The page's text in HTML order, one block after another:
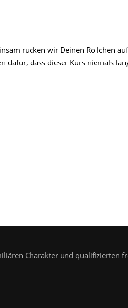
rücken wir Deinen Röllchen
dafür, dass dieser Kurs niemals
Charakter und qualifizierten